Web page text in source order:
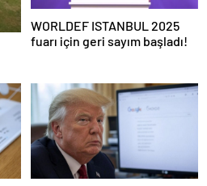
WORLDEF ISTANBUL 2025
fuarı için geri sayım başladı!